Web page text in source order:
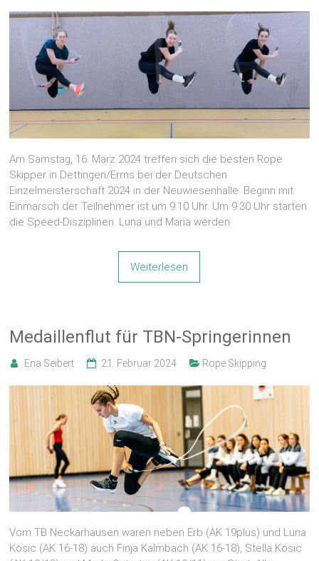
Am Samstag, 16. März 2024 treffen sich die besten Rope
Skipper in Dettingen/Erms bei der Deutschen
Einzelmeisterschaft 2024 in der Neuwiesenhalle. Beginn mit
Einmarsch der Teilnehmer ist um 9.10 Uhr. Um 9.30 Uhr starten
die Speed-Disziplinen. Luna und Maria werden
Weiterlesen
Medaillenflut für TBN-Springerinnen
Ena Seibert 21. Februar 2024 Rope Skipping
Vom TB Neckarhausen waren neben Erb (AK 19plus) und Luna
Kosic (AK 16-18) auch Finja Kalmbach (AK 16-18), Stella Kosic